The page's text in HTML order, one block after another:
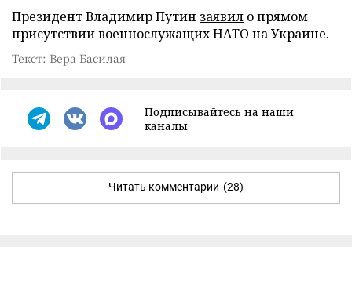
Президент Владимир Путин заявил о прямом
присутствии военнослужащих НАТО на Украине.
Текст: Вера Басилая
Подписывайтесь на наши
каналы
Читать комментарии (28)